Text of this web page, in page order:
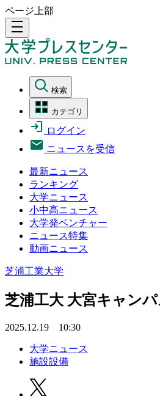
ページ上部
density_medium
検索
カテゴリ
ログイン
ニュースを受信
最新ニュース
ランキング
大学ニュース
小中高ニュース
大学発ベンチャー
ニュース特集
動画ニュース
芝浦工業大学
芝浦工大 大宮キャン
2025.12.19 10:30
大学ニュース
施設設備